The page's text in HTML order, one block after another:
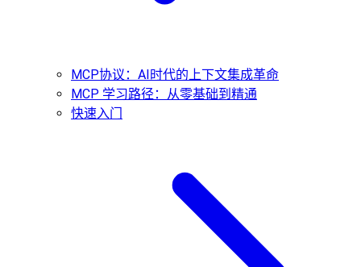
MCP协议：AI时代的上下文集成革命
MCP 学习路径：从零基础到精通
快速入门